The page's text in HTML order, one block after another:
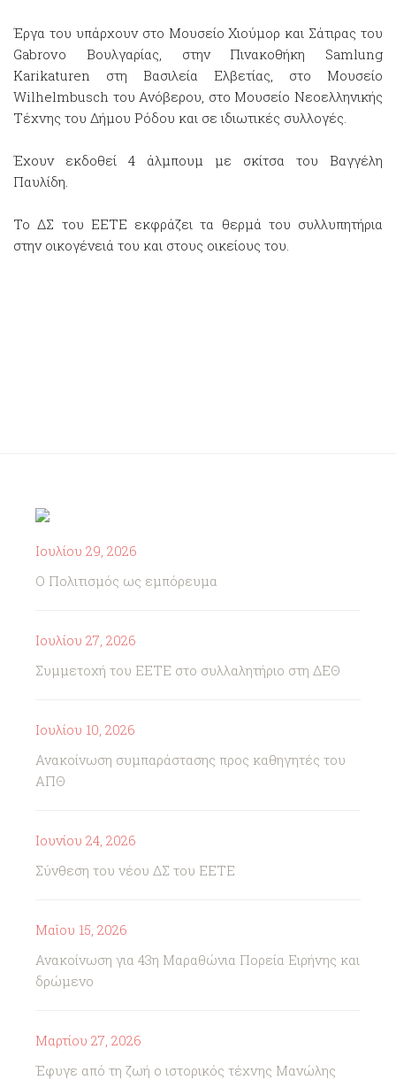
Έργα του υπάρχουν στο Μουσείο Χιούμορ και Σάτιρας του
Gabrovo Βουλγαρίας, στην Πινακοθήκη Samlung
Karikaturen στη Βασιλεία Ελβετίας, στο Μουσείο
Wilhelmbusch του Ανόβερου, στο Μουσείο Νεοελληνικής
Τέχνης του Δήμου Ρόδου και σε ιδιωτικές συλλογές.
Έχουν εκδοθεί 4 άλμπουμ με σκίτσα του Βαγγέλη
Παυλίδη.
Το ΔΣ του ΕΕΤΕ εκφράζει τα θερμά του συλλυπητήρια
στην οικογένειά του και στους οικείους του.
Ιουλίου 29, 2026
Ο Πολιτισμός ως εμπόρευμα
Ιουλίου 27, 2026
Συμμετοχή του ΕΕΤΕ στο συλλαλητήριο στη ΔΕΘ
Ιουλίου 10, 2026
Ανακοίνωση συμπαράστασης προς καθηγητές του
ΑΠΘ
Ιουνίου 24, 2026
Σύνθεση του νέου ΔΣ του ΕΕΤΕ
Μαΐου 15, 2026
Ανακοίνωση για 43η Μαραθώνια Πορεία Ειρήνης και
δρώμενο
Μαρτίου 27, 2026
Έφυγε από τη ζωή ο ιστορικός τέχνης Μανώλης